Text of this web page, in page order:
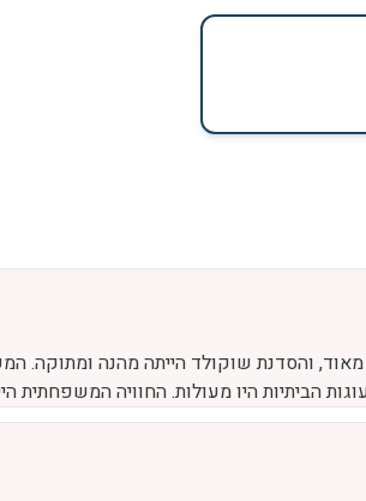
והסדנת שוקולד הייתה מהנה ומתוקה.
הביתיות היו מעולות. החוויה